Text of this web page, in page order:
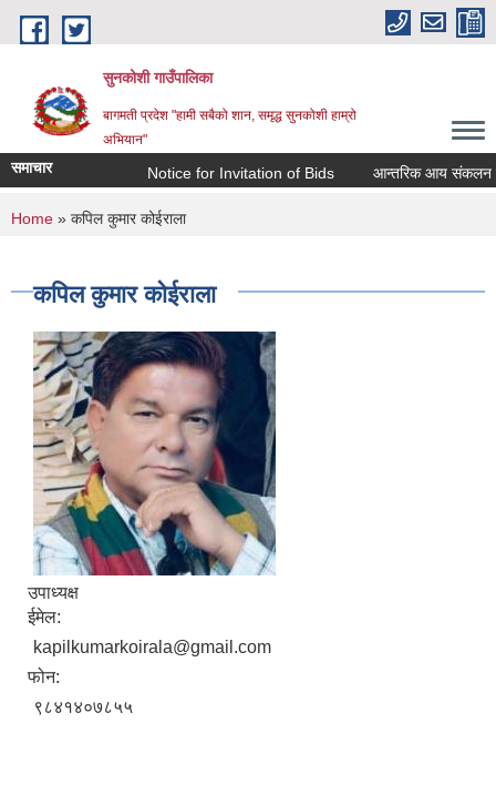
Skip to main content
सुनकोशी गाउँपालिका
बागमती प्रदेश "हामी सबैको शान, समृद्ध सुनकोशी हाम्रो
अभियान"
समाचार Notice for Invitation of Bids आन्तरिक आय संकलन सम्बन्धी
You are here
Home » कपिल कुमार कोईराला
कपिल कुमार कोईराला
उपाध्यक्ष
ईमेल:
kapilkumarkoirala@gmail.com
फोन:
९८४१४०७८५५